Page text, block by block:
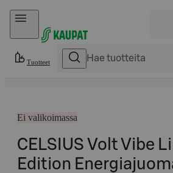
Hyppää sisältöön
Tuotteet
Ei valikoimassa
CELSIUS Volt Vibe
Edition